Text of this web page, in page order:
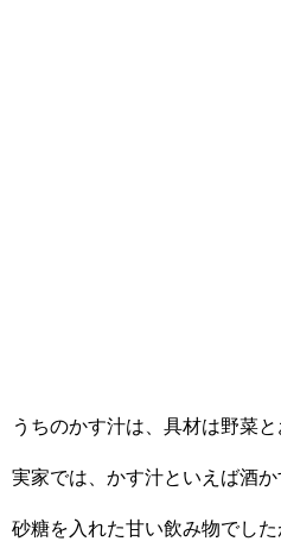
うちのかす汁は、具材は野菜と
実家では、かす汁といえば酒
砂糖を入れた甘い飲み物でした